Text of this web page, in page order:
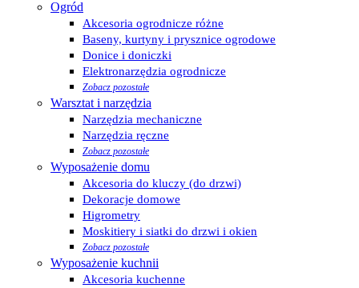
Ogród
Akcesoria ogrodnicze różne
Baseny, kurtyny i prysznice ogrodowe
Donice i doniczki
Elektronarzędzia ogrodnicze
Zobacz pozostałe
Warsztat i narzędzia
Narzędzia mechaniczne
Narzędzia ręczne
Zobacz pozostałe
Wyposażenie domu
Akcesoria do kluczy (do drzwi)
Dekoracje domowe
Higrometry
Moskitiery i siatki do drzwi i okien
Zobacz pozostałe
Wyposażenie kuchnii
Akcesoria kuchenne